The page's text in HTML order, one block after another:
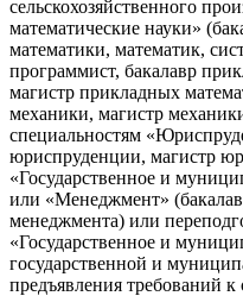
сельскохозяйственного
математические науки»
математики, математик,
программист, бакалавр
магистр прикладных
механики, магистр
специальностям
юриспруденции, магистр
«Государственное и
или «Менеджмент»
менеджмента) или
«Государственное и
государственной и
предъявления требований к